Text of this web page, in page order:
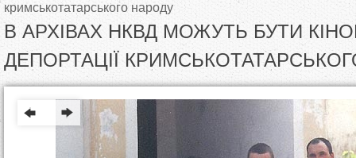
В
и
є
кримськотатарського народу
В АРХІВАХ НКВД МОЖУТЬ БУТИ
ДЕПОРТАЦІЇ